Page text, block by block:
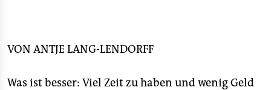
VON ANTJE LANG-LENDORFF
Was ist besser: Viel Zeit zu haben und wenig Geld